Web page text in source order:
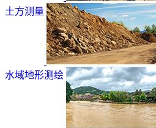
土方测量
水域地形测绘